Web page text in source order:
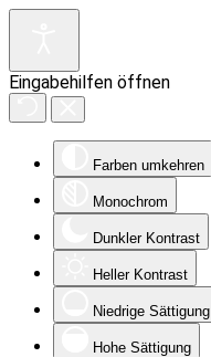
Eingabehilfen öffnen
Farben umkehren
Monochrom
Dunkler Kontrast
Heller Kontrast
Niedrige Sättigung
Hohe Sättigung